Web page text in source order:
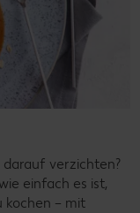
darauf verzichten?
einfach es ist,
kochen – mit